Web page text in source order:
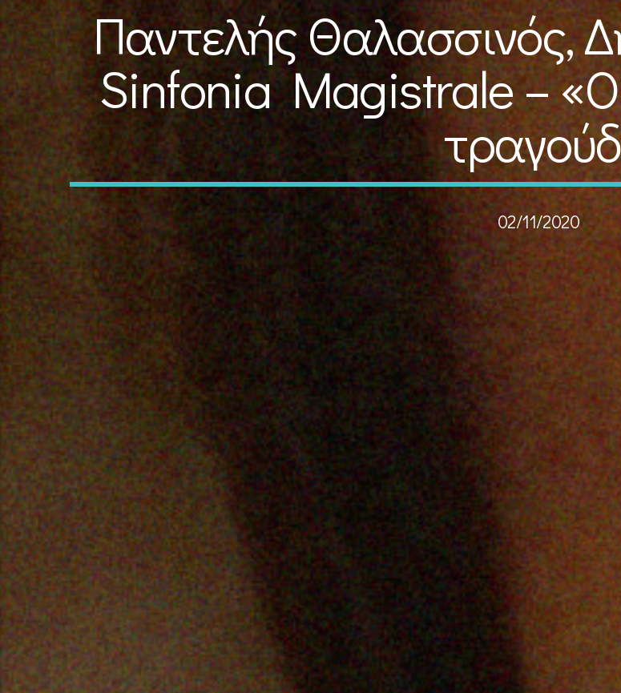
Παντελής Θαλασσινός,
Sinfonia Magistrale –
02/11/2020